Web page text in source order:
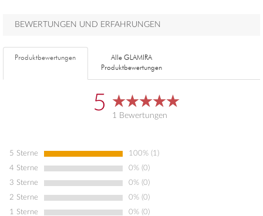
BEWERTUNGEN UND ERFAHRUNGEN
Produktbewertungen
Alle GLAMIRA
Produktbewertungen
5
1 Bewertungen
5 Sterne
100% (1)
4 Sterne
0% (0)
3 Sterne
0% (0)
2 Sterne
0% (0)
1 Sterne
0% (0)